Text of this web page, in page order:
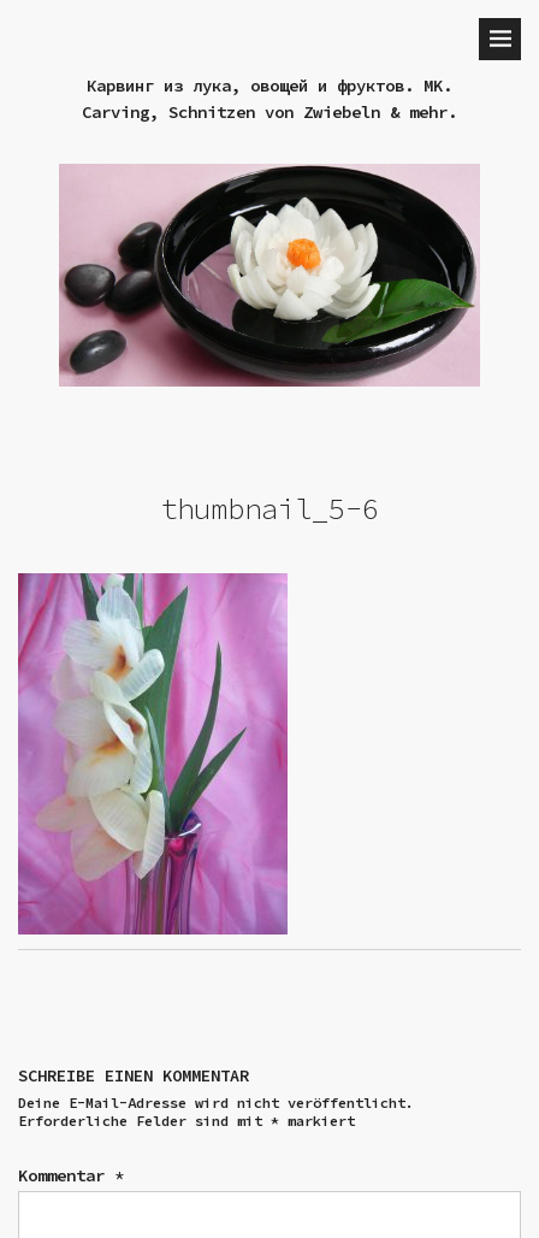
Карвинг из лука, овощей и фруктов. MK.
Carving, Schnitzen von Zwiebeln & mehr.
thumbnail_5-6
SCHREIBE EINEN KOMMENTAR
Deine E-Mail-Adresse wird nicht veröffentlicht.
Erforderliche Felder sind mit * markiert
Kommentar *